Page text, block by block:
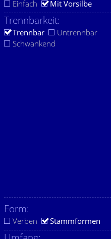
Einfach Mit Vorsilbe
Trennbarkeit:
Trennbar
Untrennbar
Schwankend
Form:
Verben Stammformen